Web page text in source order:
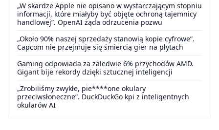
„W skardze Apple nie opisano w wystarczającym stopniu
informacji, które miałyby być objęte ochroną tajemnicy
handlowej”. OpenAI żąda odrzucenia pozwu
„Około 90% naszej sprzedaży stanowią kopie cyfrowe”.
Capcom nie przejmuje się śmiercią gier na płytach
Gaming odpowiada za zaledwie 6% przychodów AMD.
Gigant bije rekordy dzięki sztucznej inteligencji
„Zrobiliśmy zwykłe, pie****one okulary
przeciwsłoneczne”. DuckDuckGo kpi z inteligentnych
okularów AI